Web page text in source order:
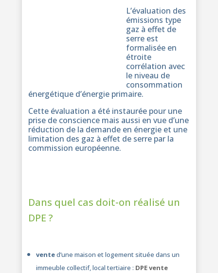
L’évaluation des
émissions type
gaz à effet de
serre est
formalisée en
étroite
corrélation avec
le niveau de
consommation
énergétique d’énergie primaire.
Cette évaluation a été instaurée pour une
prise de conscience mais aussi en vue d’une
réduction de la demande en énergie et une
limitation des gaz à effet de serre par la
commission européenne.
Dans quel cas doit-on réalisé un
DPE ?
vented’une maison et logement située dans un
immeuble collectif, local tertiaire : DPE vente